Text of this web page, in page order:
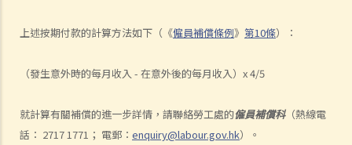
上述按期付款的計算方法如下（《僱員補償條例》 第10條）：
（發生意外時的每月收入 - 在意外後的每月收入）x 4/5
就計算有關補償的進一步詳情，請聯絡勞工處的僱員補償科（熱線電
話： 2717 1771； 電郵： enquiry@labour.gov.hk）。
2. 不合理更改僱傭合約條款
4. 不合理解僱的補償
我想解僱此職員。我可否不給予他預先通知（或代通知金）而立刻解僱
他？